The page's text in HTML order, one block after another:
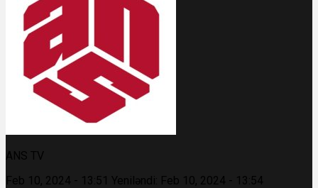
ANS TV
Feb 10, 2024 - 13:51 Yeniləndi: Feb 10, 2024 - 13:54